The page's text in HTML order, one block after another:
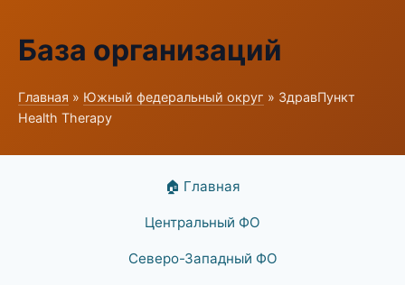
База организаций
Главная » Южный федеральный округ » ЗдравПункт
Health Therapy
🏠 Главная
Центральный ФО
Северо-Западный ФО